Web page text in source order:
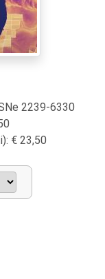
2239-6330
€ 23,50